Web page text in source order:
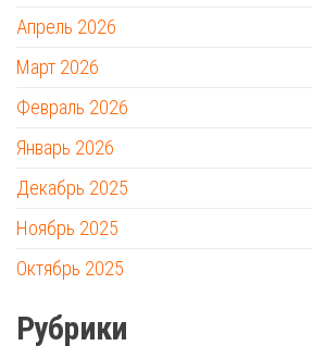
Апрель 2026
Март 2026
Февраль 2026
Январь 2026
Декабрь 2025
Ноябрь 2025
Октябрь 2025
Рубрики